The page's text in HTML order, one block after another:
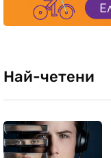
Най-четени